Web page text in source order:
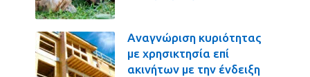
Αναγνώριση κυριότητας
με χρησικτησία επί
ακινήτων με την ένδειξη